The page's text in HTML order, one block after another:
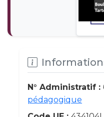
N° Administratif :
pédagogique